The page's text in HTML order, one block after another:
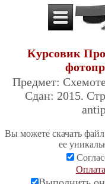
Курсовик
Предмет:
Сдан: 2015.
Вы можете скачать
ее